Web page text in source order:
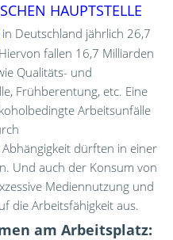
HAUPTSTELLE
in Deutschland jährlich 26,7
fallen 16,7 Milliarden
Qualitäts- und
Frühberentung, etc. Eine
Arbeitsunfälle
dürften in einer
Und auch der Konsum von
Mediennutzung und
die Arbeitsfähigkeit aus.
am Arbeitsplatz: